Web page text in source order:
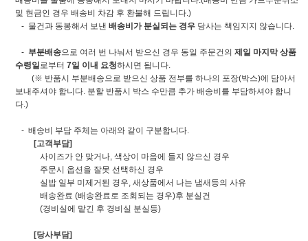
및 현금인 경우 배송비 차감 후 환불해 드립니다.)
- 물건과 동봉해서 보낸 배송비가 분실되는 경우 당사는 책임지지 않습니다.
- 부분배송으로 여러 번 나눠서 받으신 경우 동일 주문건의 제일 마지막 상품
수령일로부터 7일 이내 요청하시면 됩니다.
(※ 반품시 부분배송으로 받으신 상품 전부를 하나의 포장(박스)에 담아서
보내주셔야 합니다. 분할 반품시 박스 수만큼 추가 배송비를 부담하셔야 합니
다.)
- 배송비 부담 주체는 아래와 같이 구분합니다.
[고객부담]
사이즈가 안 맞거나, 색상이 마음에 들지 않으신 경우
주문시 옵션을 잘못 선택하신 경우
실밥 일부 미제거된 경우, 새상품에서 나는 냄새등의 사유
배송완료 (배송완료로 조회되는 경우)후 분실건
(경비실에 맡긴 후 경비실 분실등)
[당사부담]